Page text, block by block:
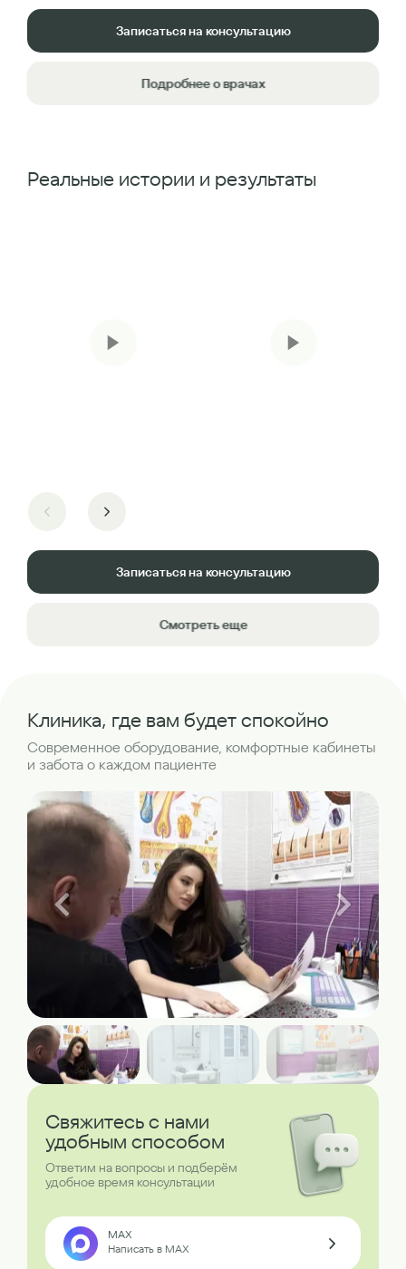
Записаться на консультацию
Подробнее о врачах
Реальные истории и результаты
Записаться на консультацию
Смотреть еще
Клиника, где вам будет спокойно
Современное оборудование, комфортные кабинеты
и забота о каждом пациенте
Свяжитесь с нами
удобным способом
Ответим на вопросы и подберём
удобное время консультации
MAX
Написать в MAX